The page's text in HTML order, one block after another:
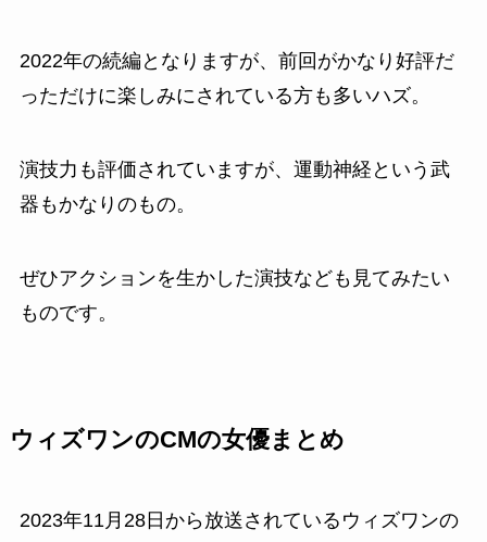
2022年の続編となりますが、前回がかなり好評だ
っただけに楽しみにされている方も多いハズ。
演技力も評価されていますが、運動神経という武
器もかなりのもの。
ぜひアクションを生かした演技なども見てみたい
ものです。
ウィズワンのCMの女優まとめ
2023年11月28日から放送されているウィズワンの